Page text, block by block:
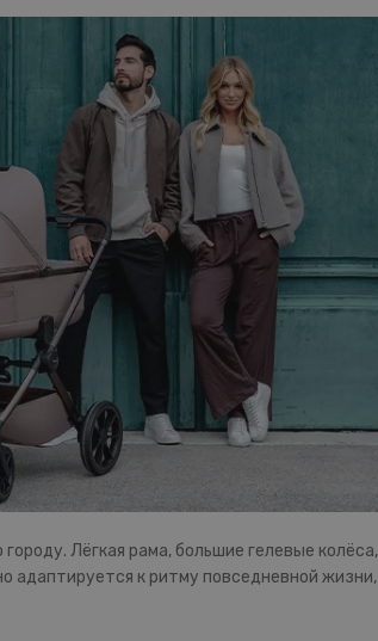
Лёгкая рама, большие гелевые
к ритму повседневной